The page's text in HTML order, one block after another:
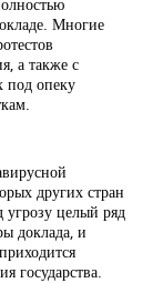
Многие
а также с
под опеку
других стран
целый ряд
доклада, и
государства.